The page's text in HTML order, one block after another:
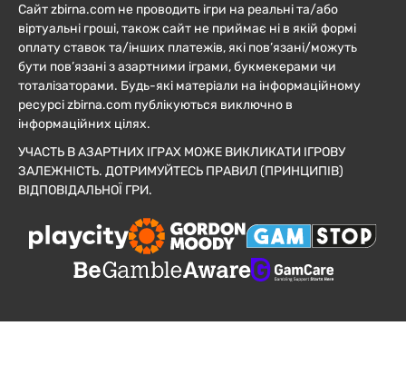
Сайт zbirna.com не проводить ігри на реальні та/або
віртуальні гроші, також сайт не приймає ні в якій формі
оплату ставок та/інших платежів, які пов’язані/можуть
бути пов’язані з азартними іграми, букмекерами чи
тоталізаторами. Будь-які матеріали на інформаційному
ресурсі zbirna.com публікуються виключно в
інформаційних цілях.
УЧАСТЬ В АЗАРТНИХ ІГРАХ МОЖЕ ВИКЛИКАТИ ІГРОВУ
ЗАЛЕЖНІСТЬ. ДОТРИМУЙТЕСЬ ПРАВИЛ (ПРИНЦИПІВ)
ВІДПОВІДАЛЬНОЇ ГРИ.